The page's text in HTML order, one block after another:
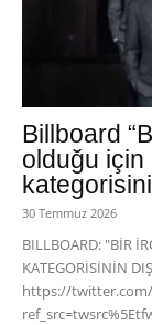
Billboard
olduğu için
30 Temmuz 2026
BILLBOARD: "BİR
KATEGORİSİNİN
https://twitter.com/